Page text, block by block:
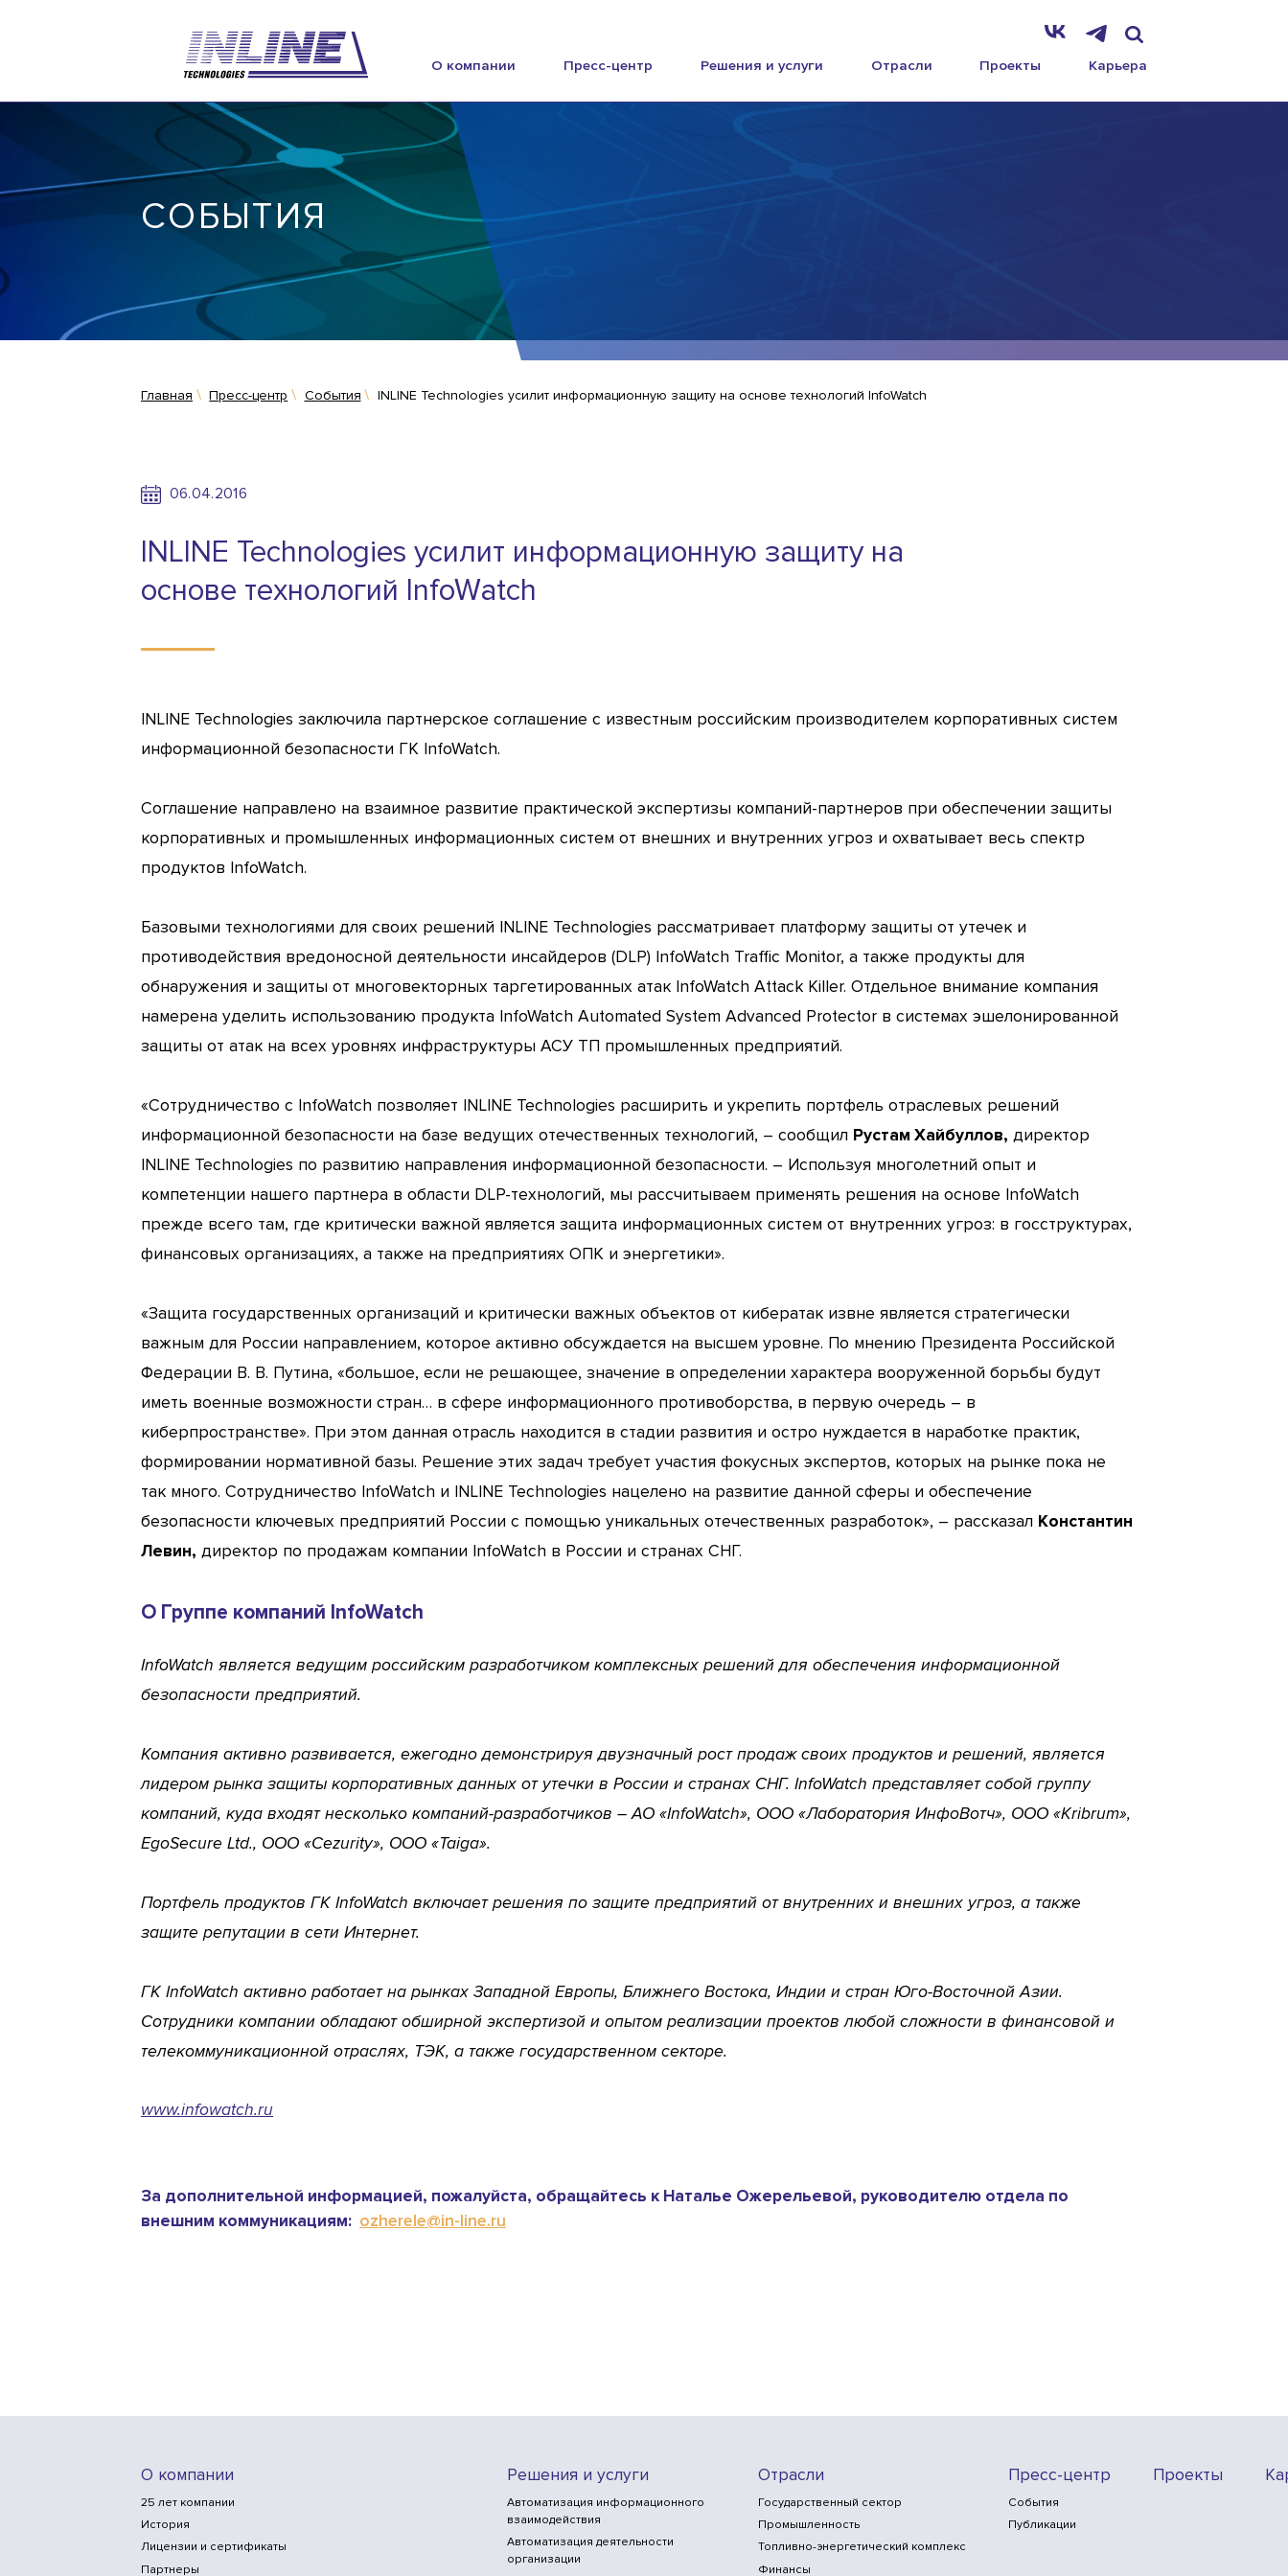
О компании Пресс-центр Решения и услуги Отрасли Проекты Карьера
СОБЫТИЯ
Главная Пресс-центр События INLINE Technologies усилит информационную защиту на основе технологий InfoWatch
06.04.2016
INLINE Technologies усилит информационную защиту на
основе технологий InfoWatch
INLINE Technologies заключила партнерское соглашение с известным российским производителем корпоративных систем
информационной безопасности ГК InfoWatch.
Соглашение направлено на взаимное развитие практической экспертизы компаний-партнеров при обеспечении защиты
корпоративных и промышленных информационных систем от внешних и внутренних угроз и охватывает весь спектр
продуктов InfoWatch.
Базовыми технологиями для своих решений INLINE Technologies рассматривает платформу защиты от утечек и
противодействия вредоносной деятельности инсайдеров (DLP) InfoWatch Traffic Monitor, а также продукты для
обнаружения и защиты от многовекторных таргетированных атак InfoWatch Attack Killer. Отдельное внимание компания
намерена уделить использованию продукта InfoWatch Automated System Advanced Protector в системах эшелонированной
защиты от атак на всех уровнях инфраструктуры АСУ ТП промышленных предприятий.
«Сотрудничество с InfoWatch позволяет INLINE Technologies расширить и укрепить портфель отраслевых решений
информационной безопасности на базе ведущих отечественных технологий, – сообщил Рустам Хайбуллов, директор
INLINE Technologies по развитию направления информационной безопасности. – Используя многолетний опыт и
компетенции нашего партнера в области DLP-технологий, мы рассчитываем применять решения на основе InfoWatch
прежде всего там, где критически важной является защита информационных систем от внутренних угроз: в госструктурах,
финансовых организациях, а также на предприятиях ОПК и энергетики».
«Защита государственных организаций и критически важных объектов от кибератак извне является стратегически
важным для России направлением, которое активно обсуждается на высшем уровне. По мнению Президента Российской
Федерации В. В. Путина, «большое, если не решающее, значение в определении характера вооруженной борьбы будут
иметь военные возможности стран… в сфере информационного противоборства, в первую очередь – в
киберпространстве». При этом данная отрасль находится в стадии развития и остро нуждается в наработке практик,
формировании нормативной базы. Решение этих задач требует участия фокусных экспертов, которых на рынке пока не
так много. Сотрудничество InfoWatch и INLINE Technologies нацелено на развитие данной сферы и обеспечение
безопасности ключевых предприятий России с помощью уникальных отечественных разработок», – рассказал Константин
Левин, директор по продажам компании InfoWatch в России и странах СНГ.
О Группе компаний InfoWatch
InfoWatch является ведущим российским разработчиком комплексных решений для обеспечения информационной
безопасности предприятий.
Компания активно развивается, ежегодно демонстрируя двузначный рост продаж своих продуктов и решений, является
лидером рынка защиты корпоративных данных от утечки в России и странах СНГ. InfoWatch представляет собой группу
компаний, куда входят несколько компаний-разработчиков – АО «InfoWatch», ООО «Лаборатория ИнфоВотч», ООО «Kribrum»,
EgoSecure Ltd., ООО «Cezurity», ООО «Taiga».
Портфель продуктов ГК InfoWatch включает решения по защите предприятий от внутренних и внешних угроз, а также
защите репутации в сети Интернет.
ГК InfoWatch активно работает на рынках Западной Европы, Ближнего Востока, Индии и стран Юго-Восточной Азии.
Сотрудники компании обладают обширной экспертизой и опытом реализации проектов любой сложности в финансовой и
телекоммуникационной отраслях, ТЭК, а также государственном секторе.
www.infowatch.ru
За дополнительной информацией, пожалуйста, обращайтесь к Наталье Ожерельевой, руководителю отдела по
внешним коммуникациям: ozherele@in-line.ru
О компании
25 лет компании
История
Лицензии и сертификаты
Партнеры
Решения и услуги
Автоматизация информационного
взаимодействия
Автоматизация деятельности
организации
Отрасли
Государственный сектор
Промышленность
Топливно-энергетический комплекс
Финансы
Пресс-центр
События
Публикации
Проекты